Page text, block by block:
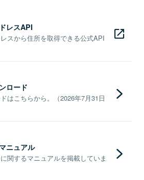
レスAPI
スから住所を取得できる公式API
ロード
はこちらから。（2026年7月31日
ニュアル
関するマニュアルを掲載していま